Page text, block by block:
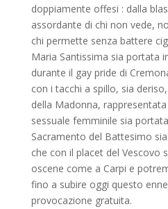
doppiamente offesi : dalla
assordante di chi non vede,
chi permette senza battere
Maria Santissima sia portata
durante il gay pride di
con i tacchi a spillo, sia
della Madonna,
sessuale femminile sia
Sacramento del Battesimo
che con il placet del Vescovo
oscene come a Carpi e
fino a subire oggi questo
provocazione gratuita.